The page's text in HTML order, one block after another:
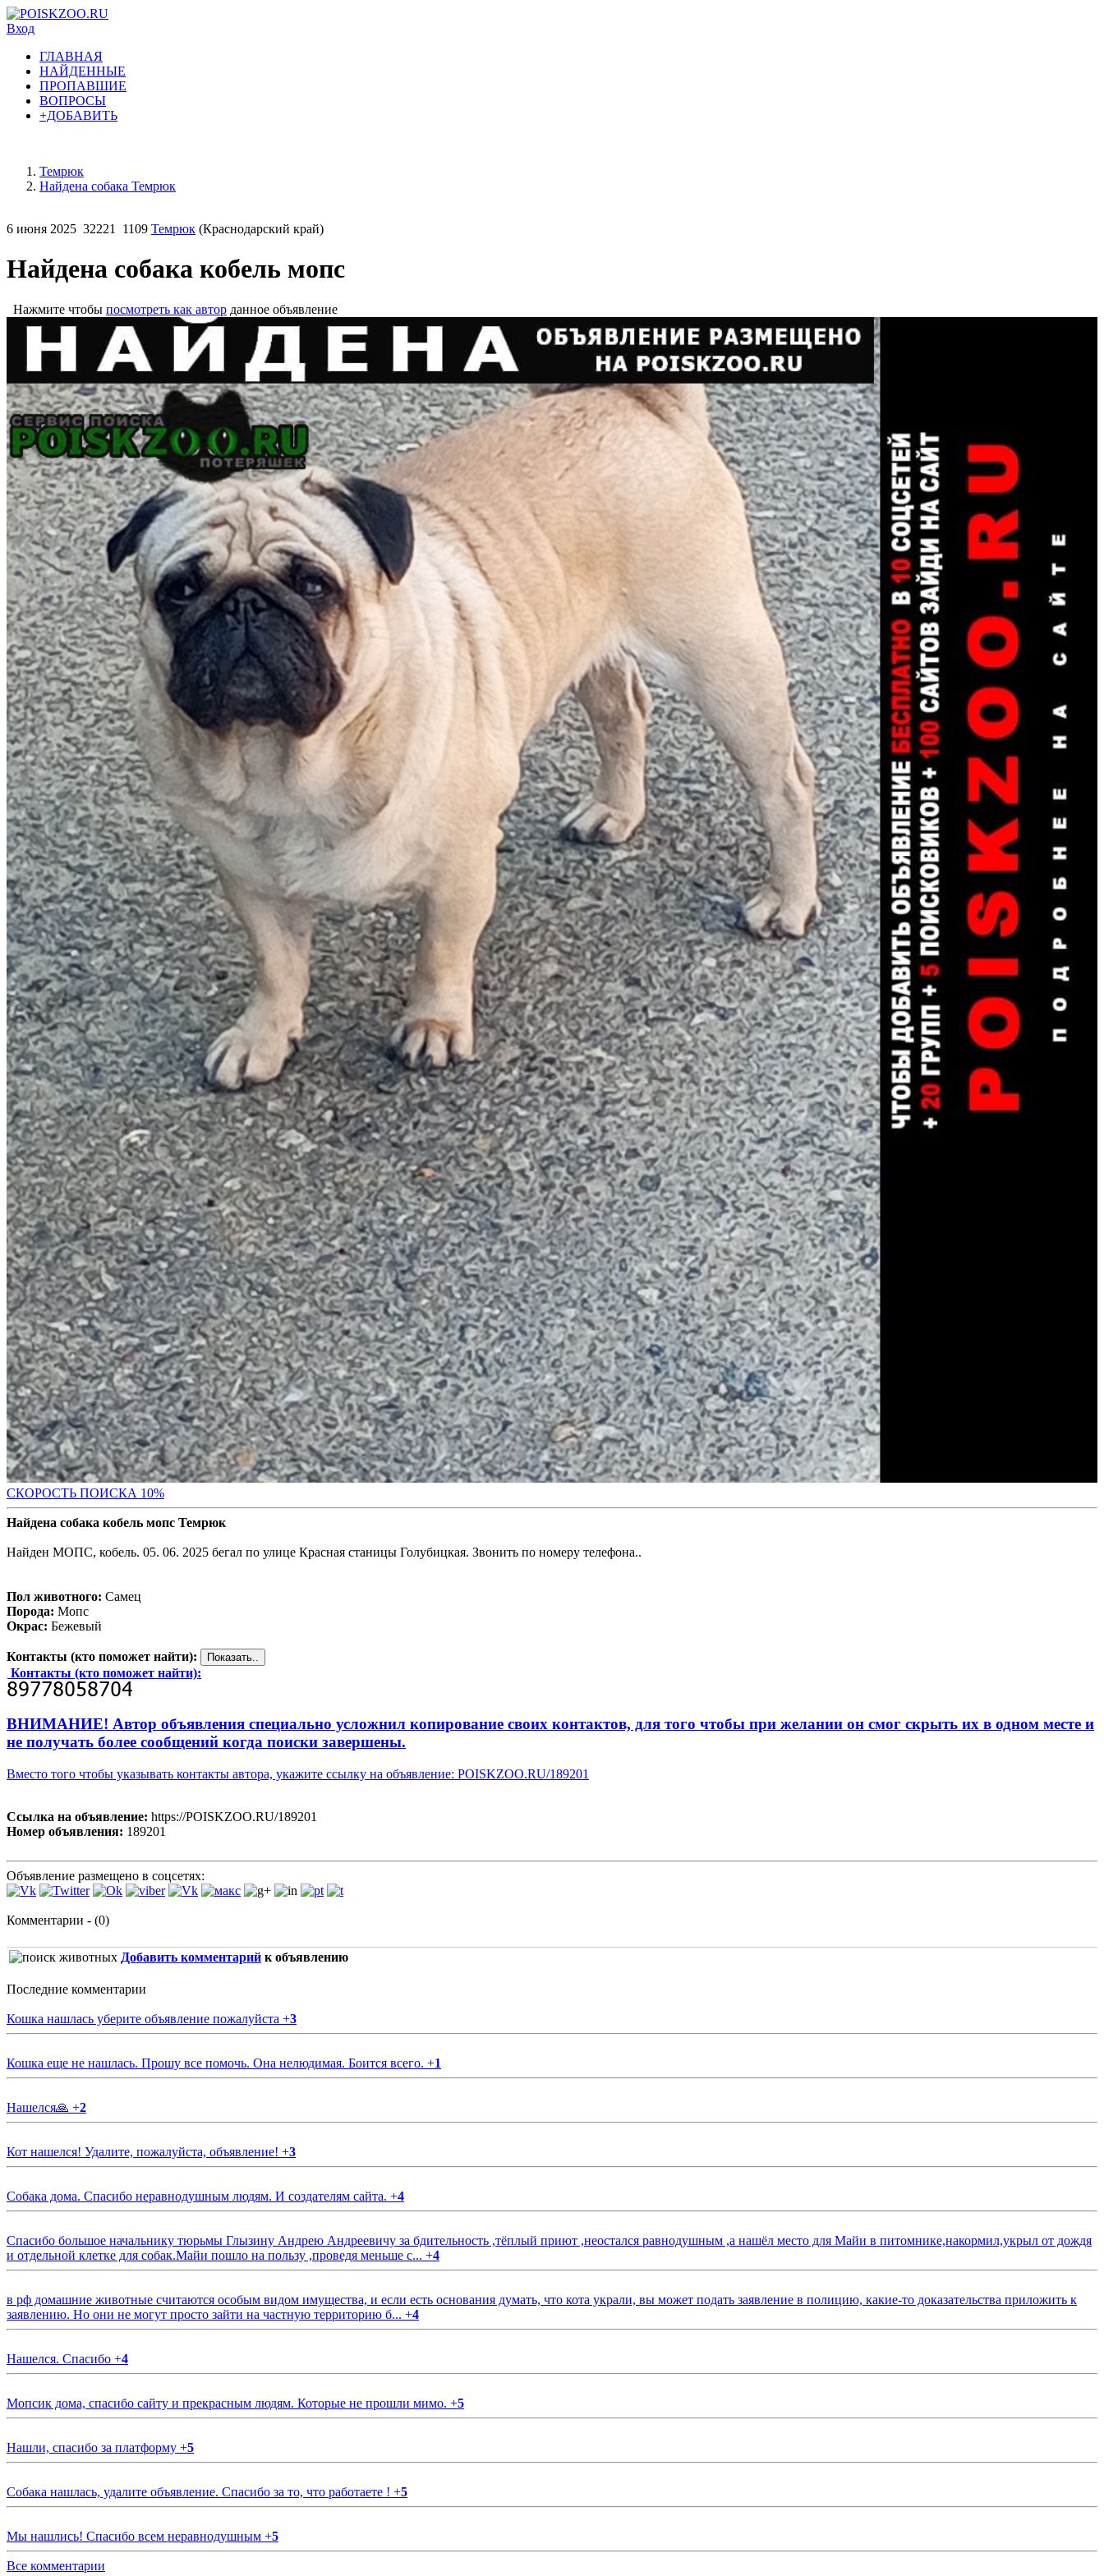
Вход
ГЛАВНАЯ
НАЙДЕННЫЕ
ПРОПАВШИЕ
ВОПРОСЫ
+ДОБАВИТЬ
Темрюк
Найдена собака Темрюк
6 июня 2025 32221 1109 Темрюк (Краснодарский край)
Найдена собака кобель мопс
Нажмите чтобы посмотреть как автор данное объявление
СКОРОСТЬ ПОИСКА 10%
Найдена собака кобель мопс Темрюк
Найден МОПС, кобель. 05. 06. 2025 бегал по улице Красная станицы Голубицкая. Звонить по номеру телефона..
Пол животного: Самец
Порода: Мопс
Окрас: Бежевый
Контакты (кто поможет найти):
Контакты (кто поможет найти):
ВНИМАНИЕ! Автор объявления специально усложнил копирование своих контактов, для того чтобы при желании он смог скрыть их в одном месте и
не получать более сообщений когда поиски завершены.
Вместо того чтобы указывать контакты автора, укажите ссылку на объявление: POISKZOO.RU/189201
Ссылка на объявление: https://POISKZOO.RU/189201
Номер объявления: 189201
Объявление размещено в соцсетях:
Комментарии - (0)
Добавить комментарий к объявлению
Последние комментарии
Кошка нашлась уберите объявление пожалуйста +3
Кошка еще не нашлась. Прошу все помочь. Она нелюдимая. Боится всего. +1
Нашелся🙏 +2
Кот нашелся! Удалите, пожалуйста, объявление! +3
Собака дома. Спасибо неравнодушным людям. И создателям сайта. +4
Спасибо большое начальнику тюрьмы Глызину Андрею Андреевичу за бдительность ,тёплый приют ,неостался равнодушным ,а нашёл место для Майи в питомнике,накормил,укрыл от дождя
и отдельной клетке для собак.Майи пошло на пользу ,проведя меньше с... +4
в рф домашние животные считаются особым видом имущества, и если есть основания думать, что кота украли, вы может подать заявление в полицию, какие-то доказательства приложить к
заявлению. Но они не могут просто зайти на частную территорию б... +4
Нашелся. Спасибо +4
Мопсик дома, спасибо сайту и прекрасным людям. Которые не прошли мимо. +5
Нашли, спасибо за платформу +5
Собака нашлась, удалите объявление. Спасибо за то, что работаете ! +5
Мы нашлись! Спасибо всем неравнодушным +5
Все комментарии